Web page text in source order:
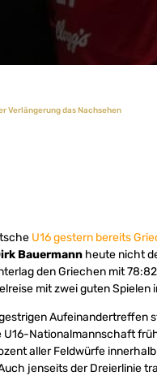
Verlängerung das Nachsehen
U16 gestern bereits
Bauermann heute nicht
den Griechen mit
mit zwei guten Spielen
Aufeinandertreffen
U16-Nationalmannschaft
aller Feldwürfe
jenseits der Dreierlinie